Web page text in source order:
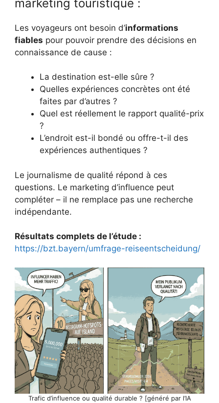
marketing touristique :
Les voyageurs ont besoin d’informations
fiables pour pouvoir prendre des décisions en
connaissance de cause :
La destination est-elle sûre ?
Quelles expériences concrètes ont été
faites par d’autres ?
Quel est réellement le rapport qualité-prix
?
L’endroit est-il bondé ou offre-t-il des
expériences authentiques ?
Le journalisme de qualité répond à ces
questions. Le marketing d’influence peut
compléter – il ne remplace pas une recherche
indépendante.
Résultats complets de l’étude :
https://bzt.bayern/umfrage-reiseentscheidung/
Trafic d’influence ou qualité durable ? [généré par l’IA